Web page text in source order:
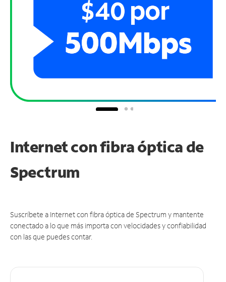
Internet con fibra óptica de
Spectrum
Suscríbete a Internet con fibra óptica de Spectrum y mantente
conectado a lo que más importa con velocidades y confiabilidad
con las que puedes contar.